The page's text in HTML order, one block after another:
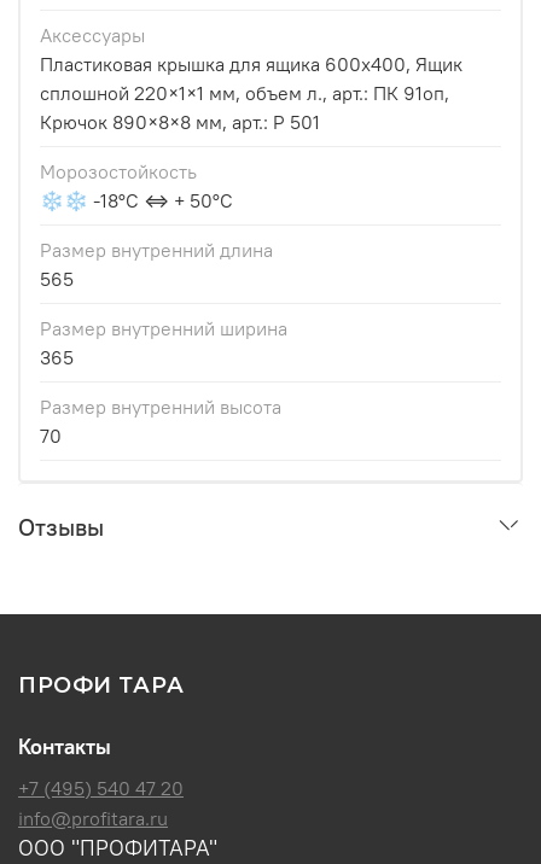
Аксессуары
Пластиковая крышка для ящика 600х400, Ящик
сплошной 220×1×1 мм, объем л., арт.: ПК 91оп,
Крючок 890×8×8 мм, арт.: Р 501
Морозостойкость
❄❄ -18°С ⇔ + 50°С
Размер внутренний длина
565
Размер внутренний ширина
365
Размер внутренний высота
70
Отзывы
ПРОФИ ТАРА
Контакты
+7 (495) 540 47 20
info@profitara.ru
ООО "ПРОФИТАРА"